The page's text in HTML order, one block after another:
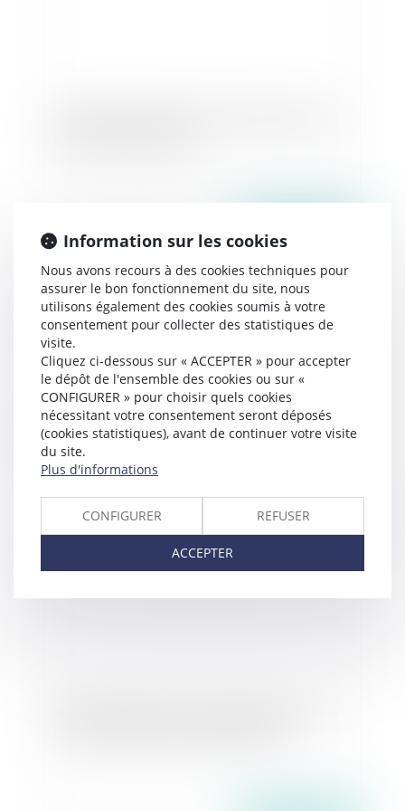
Consentement sexuel: le gouvernement
envisage de fixer l'âge minimum à 13 ans -
L'Express
Publié le :07/11/2017
Information sur les cookies
Nous avons recours à des cookies techniques pour
assurer le bon fonctionnement du site, nous
utilisons également des cookies soumis à votre
consentement pour collecter des statistiques de
visite.
Cliquez ci-dessous sur « ACCEPTER » pour accepter
le dépôt de l'ensemble des cookies ou sur «
CONFIGURER » pour choisir quels cookies
nécessitant votre consentement seront déposés
(cookies statistiques), avant de continuer votre visite
du site.
Plus d'informations
CONFIGURER REFUSER
ACCEPTER